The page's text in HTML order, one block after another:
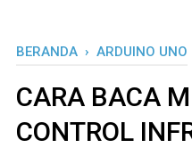
BERANDA › ARDUINO UNO
CARA BACA
CONTROL